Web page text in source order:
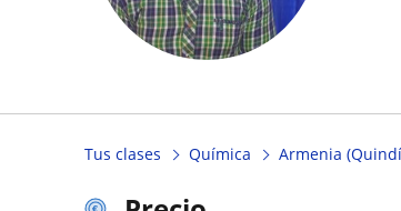
Tus clases Química Armenia